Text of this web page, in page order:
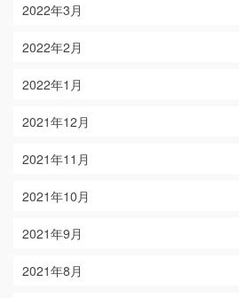
2022年3月
2022年2月
2022年1月
2021年12月
2021年11月
2021年10月
2021年9月
2021年8月